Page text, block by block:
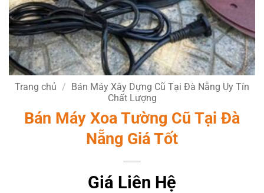
Trang chủ / Bán Máy Xây Dựng Cũ Tại Đà Nẵng Uy Tín
Chất Lượng
Bán Máy Xoa Tường Cũ Tại Đà
Nẵng Giá Tốt
Giá Liên Hệ